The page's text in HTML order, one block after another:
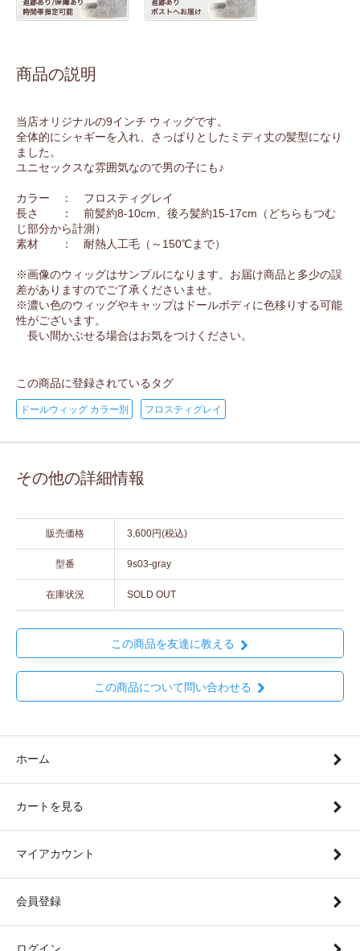
商品の説明
当店オリジナルの9インチ ウィッグです。
全体的にシャギーを入れ、さっぱりとしたミディ丈の髪型になり
ました。
ユニセックスな雰囲気なので男の子にも♪
カラー ： フロスティグレイ
長さ ： 前髪約8-10cm、後ろ髪約15-17cm（どちらもつむ
じ部分から計測）
素材 ： 耐熱人工毛（～150℃まで）
※画像のウィッグはサンプルになります。お届け商品と多少の誤
差がありますのでご了承くださいませ。
※濃い色のウィッグやキャップはドールボディに色移りする可能
性がございます。
長い間かぶせる場合はお気をつけください。
この商品に登録されているタグ
ドールウィッグ カラー別 フロスティグレイ
その他の詳細情報
販売価格 3,600円(税込)
型番 9s03-gray
在庫状況 SOLD OUT
この商品を友達に教える
この商品について問い合わせる
ホーム
カートを見る
マイアカウント
会員登録
ログイン